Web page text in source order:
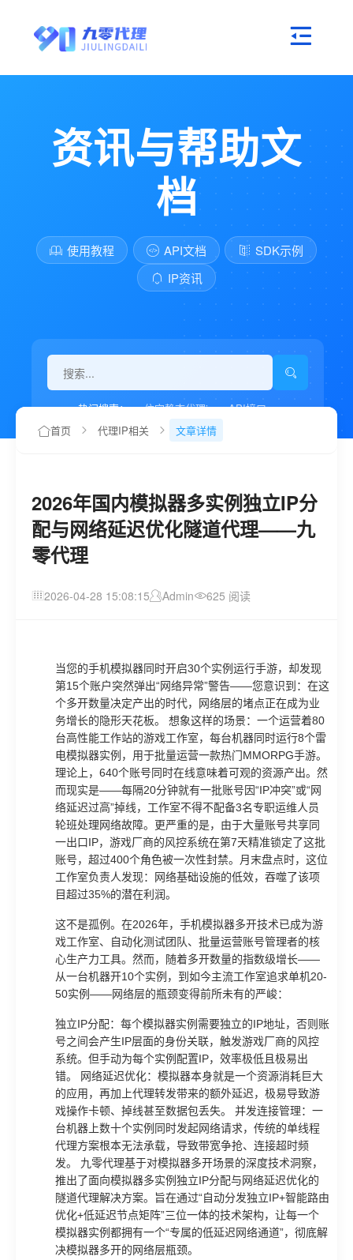
资讯与帮助文
档
使用教程 API文档
SDK示例
IP资讯
热门搜索： 住宅静态代理ip
API接口
代理IP如何设置
首页 代理IP相关 文章详情
2026年国内模拟器多实例独立IP分
配与网络延迟优化隧道代理——九
零代理
2026-04-28 15:08:15 Admin 625 阅读
当您的手机模拟器同时开启30个实例运行手游，却发现
第15个账户突然弹出“网络异常”警告——您意识到：在这
个多开数量决定产出的时代，网络层的堵点正在成为业
务增长的隐形天花板。 想象这样的场景：一个运营着80
台高性能工作站的游戏工作室，每台机器同时运行8个雷
电模拟器实例，用于批量运营一款热门MMORPG手游。
理论上，640个账号同时在线意味着可观的资源产出。然
而现实是——每隔20分钟就有一批账号因“IP冲突”或“网
络延迟过高”掉线，工作室不得不配备3名专职运维人员
轮班处理网络故障。更严重的是，由于大量账号共享同
一出口IP，游戏厂商的风控系统在第7天精准锁定了这批
账号，超过400个角色被一次性封禁。月末盘点时，这位
工作室负责人发现：网络基础设施的低效，吞噬了该项
目超过35%的潜在利润。
这不是孤例。在2026年，手机模拟器多开技术已成为游
戏工作室、自动化测试团队、批量运营账号管理者的核
心生产力工具。然而，随着多开数量的指数级增长——
从一台机器开10个实例，到如今主流工作室追求单机20-
50实例——网络层的瓶颈变得前所未有的严峻：
独立IP分配：每个模拟器实例需要独立的IP地址，否则账
号之间会产生IP层面的身份关联，触发游戏厂商的风控
系统。但手动为每个实例配置IP，效率极低且极易出
错。 网络延迟优化：模拟器本身就是一个资源消耗巨大
的应用，再加上代理转发带来的额外延迟，极易导致游
戏操作卡顿、掉线甚至数据包丢失。 并发连接管理：一
台机器上数十个实例同时发起网络请求，传统的单线程
代理方案根本无法承载，导致带宽争抢、连接超时频
发。 九零代理基于对模拟器多开场景的深度技术洞察，
推出了面向模拟器多实例独立IP分配与网络延迟优化的
隧道代理解决方案。旨在通过“自动分发独立IP+智能路由
优化+低延迟节点矩阵”三位一体的技术架构，让每一个
模拟器实例都拥有一个“专属的低延迟网络通道”，彻底解
决模拟器多开的网络层瓶颈。